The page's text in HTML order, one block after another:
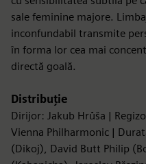
sale feminine majore.
inconfundabil transmite
în forma lor cea mai
directă goală.
Distribuție
Dirijor: Jakub Hrůša |
Vienna Philharmonic |
(Dikoj), David Butt Philip